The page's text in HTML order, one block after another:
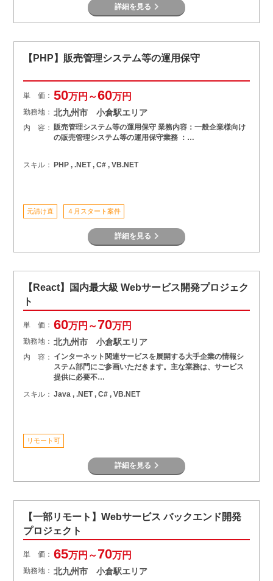
詳細を見る
【PHP】販売管理システム等の運用保守
単 価： 50万円～60万円
勤務地： 北九州市 小倉駅エリア
内 容： 販売管理システム等の運用保守 業務内容：一般企業様向け
の販売管理システム等の運用保守業務 ：…
スキル： PHP , .NET , C# , VB.NET
元請け直 ４月スタート案件
詳細を見る
【React】国内最大級 Webサービス開発プロジェク
ト
単 価： 60万円～70万円
勤務地： 北九州市 小倉駅エリア
内 容： インターネット関連サービスを展開する大手企業の情報シ
ステム部門にご参画いただきます。主な業務は、サービス
提供に必要不…
スキル： Java , .NET , C# , VB.NET
リモート可
詳細を見る
【一部リモート】Webサービス バックエンド開発
プロジェクト
単 価： 65万円～70万円
勤務地： 北九州市 小倉駅エリア